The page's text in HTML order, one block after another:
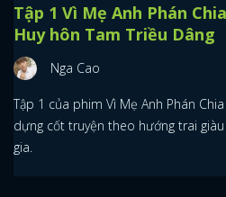
Tập 1 Vì Mẹ Anh Phán
Huy hôn Tam Triều Dâng
Nga Cao
Tập 1 của phim Vì Mẹ Anh Phán
dựng cốt truyện theo hướng trai
gia.